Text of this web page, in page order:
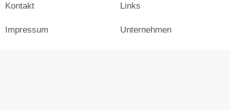
Kontakt
Impressum
Links
Unternehmen